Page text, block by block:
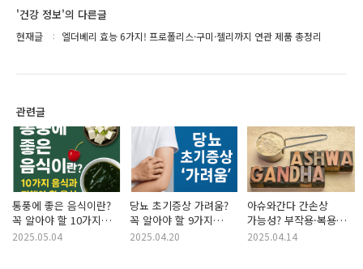
'건강 정보'의 다른글
현재글 엘더베리 효능 6가지! 프로폴리스·구미·젤리까지 연관 제품 총정리
관련글
통풍에 좋은 음식이란?
꼭 알아야 할 10가지
식재료와 피해야 할
2025.05.04
당뇨 초기증상 가려움?
꼭 알아야 할 9가지
신호와 예방법!
2025.04.20
아슈와간다 간손상
가능성? 부작용·복용
시간·탈모·휴지기까지
2025.04.14